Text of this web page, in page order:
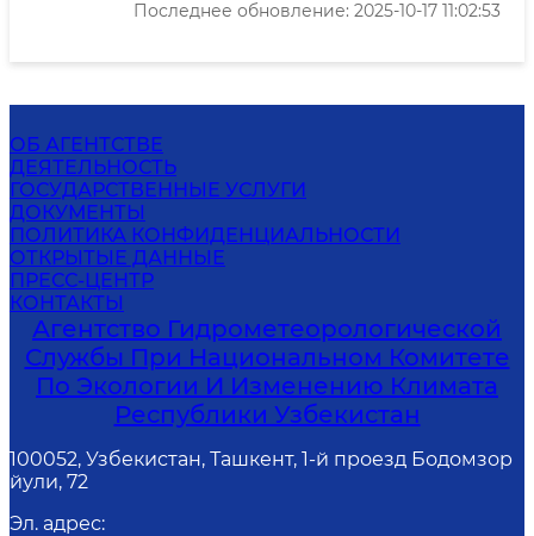
Последнее обновление: 2025-10-17 11:02:53
ОБ АГЕНТСТВЕ
ДЕЯТЕЛЬНОСТЬ
ГОСУДАРСТВЕННЫЕ УСЛУГИ
ДОКУМЕНТЫ
ПОЛИТИКА КОНФИДЕНЦИАЛЬНОСТИ
ОТКРЫТЫЕ ДАННЫЕ
ПРЕСС-ЦЕНТР
КОНТАКТЫ
Агентство Гидрометеорологической
Службы При Национальном Комитете
По Экологии И Изменению Климата
Республики Узбекистан
100052, Узбекистан, Ташкент, 1-й проезд Бодомзор
йули, 72
Эл. адрес: